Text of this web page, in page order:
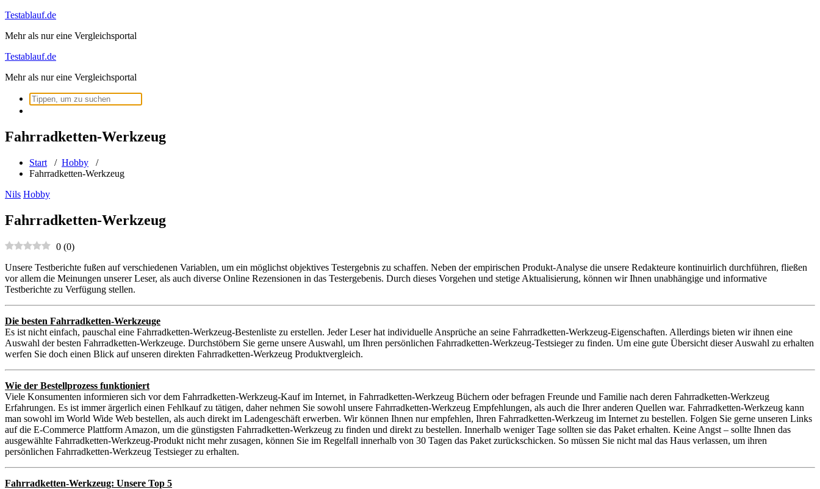
Zum
springen
Testablauf.de
Mehr als nur eine Vergleichsportal
Testablauf.de
Mehr als nur eine Vergleichsportal
Suchen
nach:
Fahrradketten-Werkzeug
Start / Hobby /
Fahrradketten-Werkzeug
Nils Hobby
Fahrradketten-Werkzeug
0 (0)
Unsere Testberichte fußen auf verschiedenen Variablen, um ein möglichst objektives Testergebnis zu schaffen. Neben der empirischen Produkt-Analyse die unsere Redakteure kontinuirlich durchführen, fließen
vor allem die Meinungen unserer Leser, als auch diverse Online Rezensionen in das Testergebenis. Durch dieses Vorgehen und stetige Aktualisierung, können wir Ihnen unabhängige und informative
Testberichte zu Verfügung stellen.
Die besten Fahrradketten-Werkzeuge
Es ist nicht einfach, pauschal eine Fahrradketten-Werkzeug-Bestenliste zu erstellen. Jeder Leser hat individuelle Ansprüche an seine Fahrradketten-Werkzeug-Eigenschaften. Allerdings bieten wir ihnen eine
Auswahl der besten Fahrradketten-Werkzeuge. Durchstöbern Sie gerne unsere Auswahl, um Ihren persönlichen Fahrradketten-Werkzeug-Testsieger zu finden. Um eine gute Übersicht dieser Auswahl zu erhalten
werfen Sie doch einen Blick auf unseren direkten Fahrradketten-Werkzeug Produktvergleich.
Wie der Bestellprozess funktioniert
Viele Konsumenten informieren sich vor dem Fahrradketten-Werkzeug-Kauf im Internet, in Fahrradketten-Werkzeug Büchern oder befragen Freunde und Familie nach deren Fahrradketten-Werkzeug
Erfahrungen. Es ist immer ärgerlich einen Fehlkauf zu tätigen, daher nehmen Sie sowohl unsere Fahrradketten-Werkzeug Empfehlungen, als auch die Ihrer anderen Quellen war. Fahrradketten-Werkzeug kann
man sowohl im World Wide Web bestellen, als auch direkt im Ladengeschäft erwerben. Wir können Ihnen nur empfehlen, Ihren Fahrradketten-Werkzeug im Internet zu bestellen. Folgen Sie gerne unseren Links
auf die E-Commerce Plattform Amazon, um die günstigsten Fahrradketten-Werkzeug zu finden und direkt zu bestellen. Innerhalb weniger Tage sollten sie das Paket erhalten. Keine Angst – sollte Ihnen das
ausgewählte Fahrradketten-Werkzeug-Produkt nicht mehr zusagen, können Sie im Regelfall innerhalb von 30 Tagen das Paket zurückschicken. So müssen Sie nicht mal das Haus verlassen, um ihren
persönlichen Fahrradketten-Werkzeug Testsieger zu erhalten.
Fahrradketten-Werkzeug: Unsere Top 5